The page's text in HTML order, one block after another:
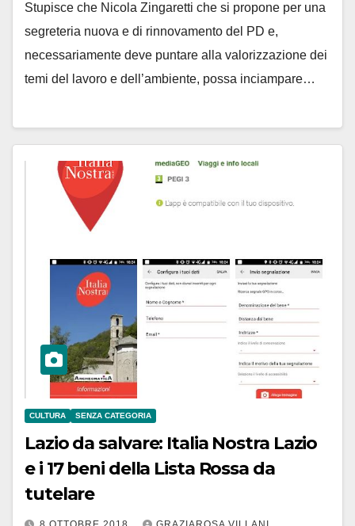
Stupisce che Nicola Zingaretti che si propone per una
segreteria nuova e di rinnovamento del PD e,
necessariamente deve puntare alla valorizzazione dei
temi del lavoro e dell’ambiente, possa inciampare…
CULTURA SENZA CATEGORIA
Lazio da salvare: Italia Nostra Lazio
e i 17 beni della Lista Rossa da
tutelare